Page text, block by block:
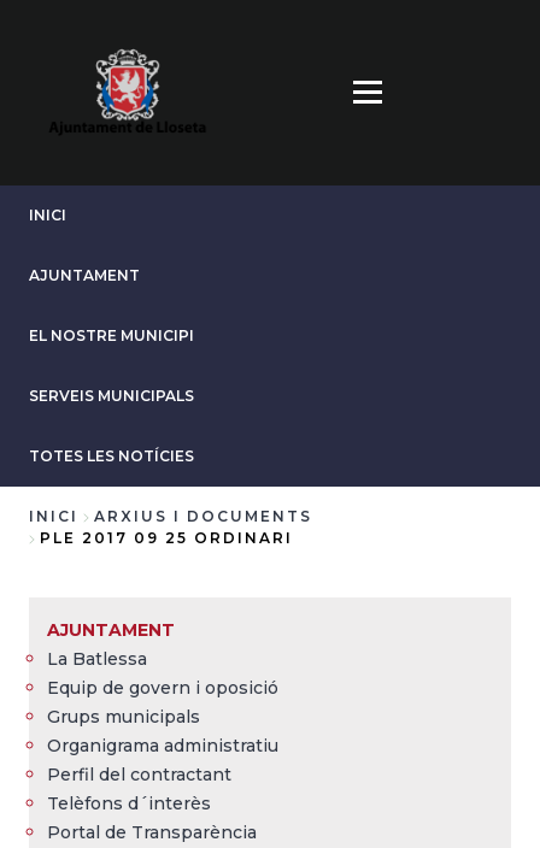
INICI
AJUNTAMENT
EL NOSTRE MUNICIPI
SERVEIS MUNICIPALS
TOTES LES NOTÍCIES
INICI
ARXIUS I DOCUMENTS
PLE 2017 09 25 ORDINARI
AJUNTAMENT
La Batlessa
Equip de govern i oposició
Grups municipals
Organigrama administratiu
Perfil del contractant
Telèfons d´interès
Portal de Transparència